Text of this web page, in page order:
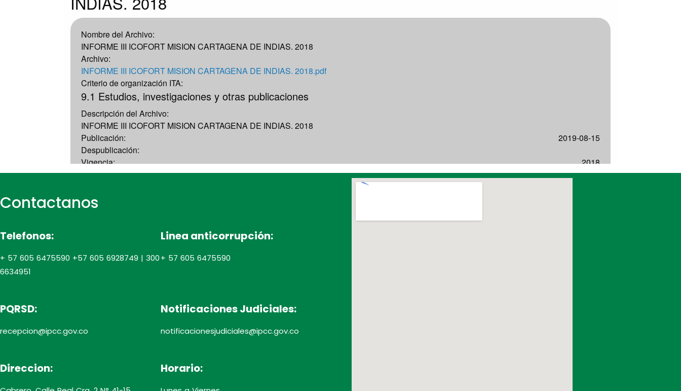
Contactanos
Telefonos:
+ 57 605 6475590 +57 605 6928749 | 300
6634951
Linea anticorrupción:
+ 57 605 6475590
PQRSD:
recepcion@ipcc.gov.co
Notificaciones Judiciales:
notificacionesjudiciales@ipcc.gov.co
Direccion: Horario: